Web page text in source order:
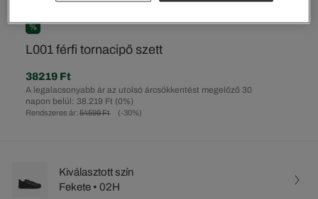
%
L001 férfi tornacipő szett
Rendszeres ár: 54599 Ft (-30%)
A legalacsonyabb ár az utolsó árcsökkentést megelőző 30
napon belül: 38.219 Ft (0%)
38219 Ft
Kiválasztott szín
Fekete • 02H